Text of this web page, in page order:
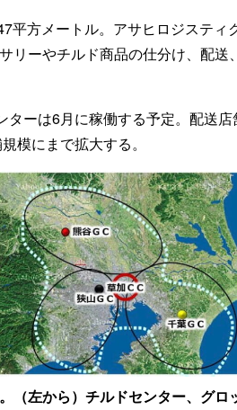
平方メートル。アサヒロジスティ
リーやチルド商品の仕分け、配送
ーは6月に稼働する予定。配送店
模にまで拡大する。
（左から）チルドセンター、グロ